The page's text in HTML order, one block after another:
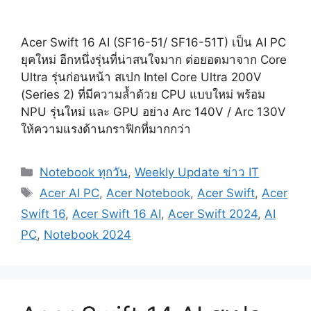
Acer Swift 16 AI (SF16-51/ SF16-51T) เป็น AI PC
ยุคใหม่ อีกหนึ่งรุ่นที่น่าสนใจมาก ต่อยอดมาจาก Core
Ultra รุ่นก่อนหน้า สเปก Intel Core Ultra 200V
(Series 2) ที่มีความล้ำด้วย CPU แบบใหม่ พร้อม
NPU รุ่นใหม่ และ GPU อย่าง Arc 140V / Arc 130V
ให้ความแรงด้านกราฟิกที่มากกว่า
Categories
Notebook ทุกวัน,Weekly Update ข่าว IT
Tags
Acer AI PC, Acer Notebook, Acer Swift, Acer
Swift 16, Acer Swift 16 AI, Acer Swift 2024, AI
PC, Notebook 2024